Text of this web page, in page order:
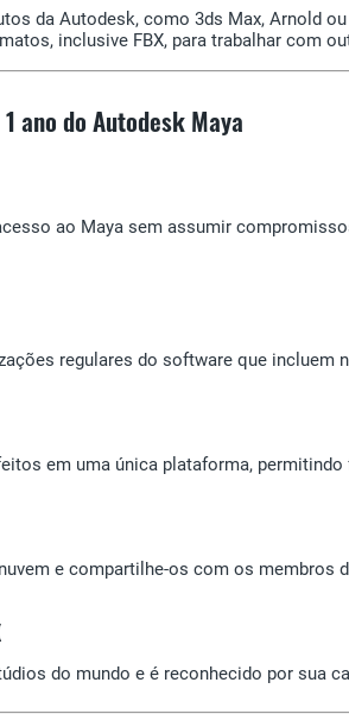
da Autodesk, como 3ds Max, Arnold
inclusive FBX, para trabalhar com
ano do Autodesk Maya
ao Maya sem assumir
regulares do software que
em uma única plataforma,
e compartilhe-os com os
do mundo e é reconhecido por sua